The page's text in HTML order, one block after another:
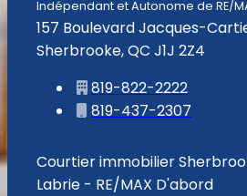
Indépendant et Autonome de RE/
157 Boulevard Jacques-
Sherbrooke, QC J1J 2Z4
819-822-2222
819-437-2307
Courtier immobilier
Labrie - RE/MAX D'abord